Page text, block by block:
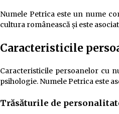
Numele Petrica este un nume
cultura românească și este
Caracteristicile
Caracteristicile persoanelor cu
psihologie. Numele Petrica este
Trăsăturile de